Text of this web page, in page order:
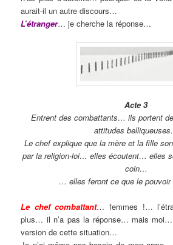
aurait-il un autre discours…
L’étranger… je cherche la réponse…
Acte 3
Entrent des combattants… ils portent
attitudes
Le chef explique que la mère et la fille
par la religion-loi… elles écoutent… elles
coin…
… elles feront ce que le
Le chef combattant… femmes !…
plus… il n’a pas la réponse… mais
version de cette situation…